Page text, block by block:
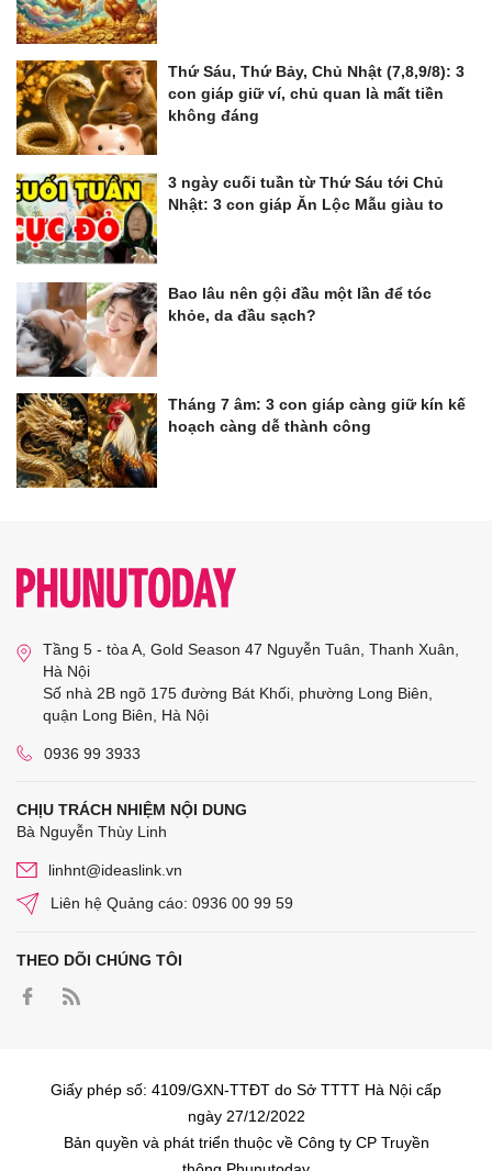
Thứ Sáu, Thứ Bảy, Chủ Nhật (7,8,9/8): 3
con giáp giữ ví, chủ quan là mất tiền
không đáng
3 ngày cuối tuần từ Thứ Sáu tới Chủ
Nhật: 3 con giáp Ăn Lộc Mẫu giàu to
Bao lâu nên gội đầu một lần để tóc
khỏe, da đầu sạch?
Tháng 7 âm: 3 con giáp càng giữ kín kế
hoạch càng dễ thành công
Tầng 5 - tòa A, Gold Season 47 Nguyễn Tuân, Thanh Xuân,
Hà Nội
Số nhà 2B ngõ 175 đường Bát Khối, phường Long Biên,
quận Long Biên, Hà Nội
0936 99 3933
CHỊU TRÁCH NHIỆM NỘI DUNG
Bà Nguyễn Thùy Linh
linhnt@ideaslink.vn
Liên hệ Quảng cáo: 0936 00 99 59
THEO DÕI CHÚNG TÔI
Giấy phép số: 4109/GXN-TTĐT do Sở TTTT Hà Nội cấp
ngày 27/12/2022
Bản quyền và phát triển thuộc về Công ty CP Truyền